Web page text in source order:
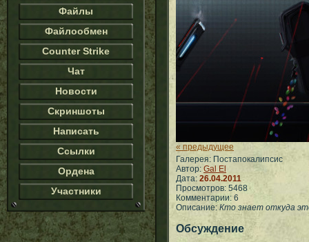
Файлы
Файлообмен
Counter Strike
Чат
Новости
Скриншоты
Написать
Ссылки
Ордена
Участники
« предыдущее
Галерея: Постапокалипсис
Автор: Gal El
Дата: 26.04.2011
Просмотров: 5468
Комментарии: 6
Описание: Кто знает откуда
Обсуждение